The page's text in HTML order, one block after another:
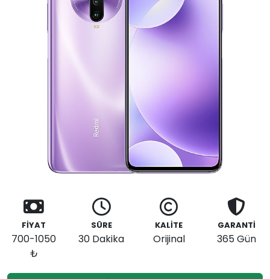
FİYAT
700-1050
₺
SÜRE
30 Dakika
KALİTE
Orijinal
GARANTİ
365 Gün